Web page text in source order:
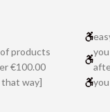
products
€100.00
way]